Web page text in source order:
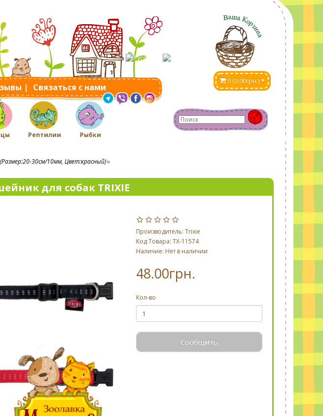
| Связаться с нами
0 (0.00грн.)
Рептилии Рыбки
30cм/10мм, Цвет:красный)
для собак TRIXIE
Производитель: Trixie
Код Товара: TX-11574
Наличие: Нет в наличии
48.00грн.
Кол-во
Сообщить